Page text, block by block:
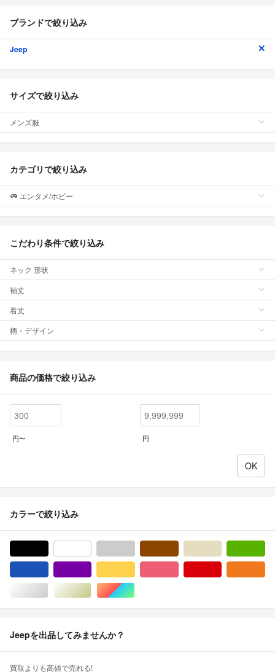
ブランドで絞り込み
Jeep
サイズで絞り込み
メンズ服
カテゴリで絞り込み
エンタメ/ホビー
こだわり条件で絞り込み
ネック 形状
袖丈
着丈
柄・デザイン
商品の価格で絞り込み
円〜 円
カラーで絞り込み
シルバー/銀色系ゴールド/金色系マルチカラー
Jeepを出品してみませんか？
買取よりも高値で売れる!